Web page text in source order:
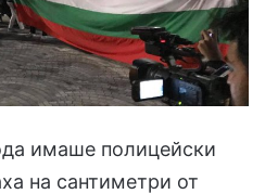
имаше полицейски
на сантиметри от